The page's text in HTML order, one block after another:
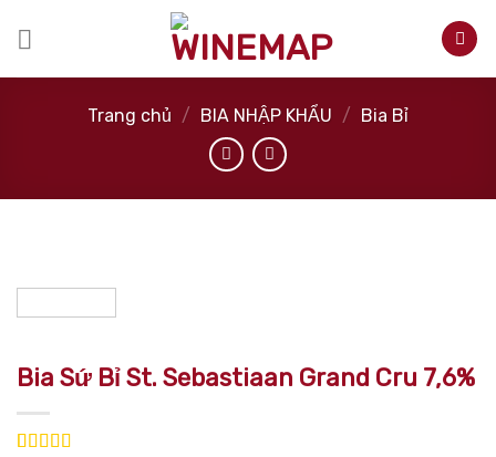
Trang chủ / BIA NHẬP KHẨU / Bia Bỉ
Bia Sứ Bỉ St. Sebastiaan Grand Cru 7,6%